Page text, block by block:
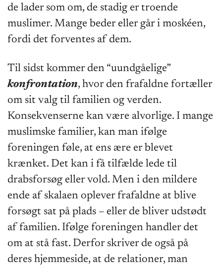
de lader som om, de stadig er troende
muslimer. Mange beder eller går i moskéen,
fordi det forventes af dem.
Til sidst kommer den “uundgåelige”
konfrontation, hvor den frafaldne fortæller
om sit valg til familien og verden.
Konsekvenserne kan være alvorlige. I mange
muslimske familier, kan man ifølge
foreningen føle, at ens ære er blevet
krænket. Det kan i få tilfælde lede til
drabsforsøg eller vold. Men i den mildere
ende af skalaen oplever frafaldne at blive
forsøgt sat på plads – eller de bliver udstødt
af familien. Ifølge foreningen handler det
om at stå fast. Derfor skriver de også på
deres hjemmeside, at de relationer, man